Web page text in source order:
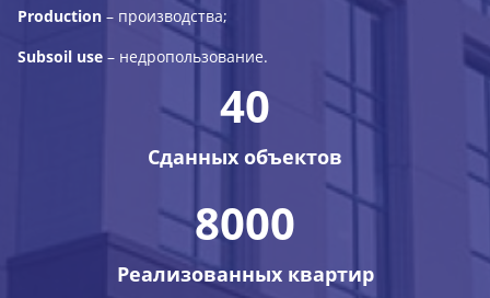
Production – производства;
Subsoil use – недропользование.
40
Сданных объектов
8000
Реализованных квартир